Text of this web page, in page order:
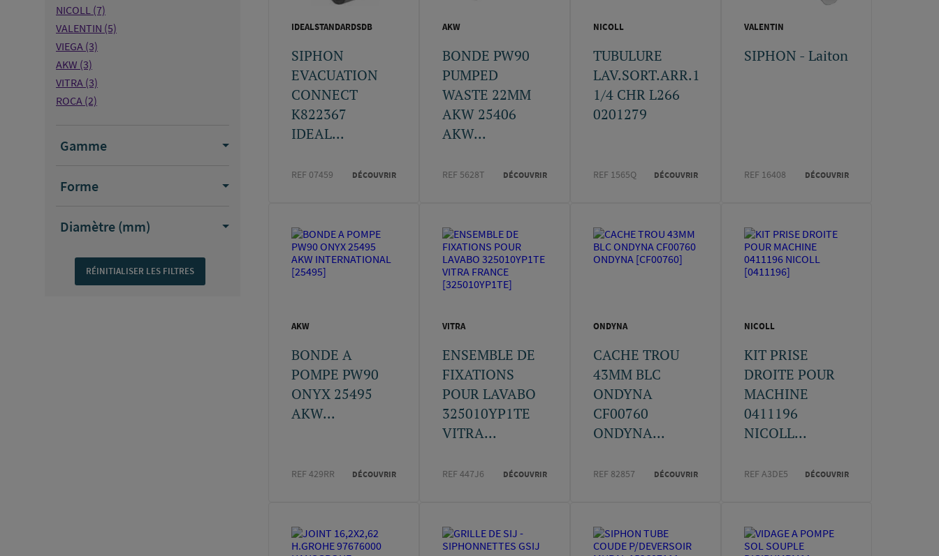
NICOLL (7)
VALENTIN (5)
VIEGA (3)
AKW (3)
VITRA (3)
ROCA (2)
DURAVIT (1)
ONDYNA
FRANKE FRANCE (1)
IDEALSTANDARDSDB
Gamme
Forme
Diamètre (mm)
IDEALSTANDARDSDB
SIPHON
EVACUATION
CONNECT
K822367
IDEAL...
REF 07459 DÉCOUVRIR
AKW
BONDE PW90
PUMPED
WASTE 22MM
AKW 25406
AKW...
REF 5628T DÉCOUVRIR
NICOLL
TUBULURE
LAV.SORT.ARR.1
1/4 CHR L266
0201279
REF 1565Q DÉCOUVRIR
VALENTIN
SIPHON - Laiton
REF 16408 DÉCOUVRIR
AKW
BONDE A
POMPE PW90
ONYX 25495
AKW...
REF 429RR DÉCOUVRIR
VITRA
ENSEMBLE DE
FIXATIONS
POUR LAVABO
325010YP1TE
VITRA...
REF 447J6 DÉCOUVRIR
ONDYNA
CACHE TROU
43MM BLC
ONDYNA
CF00760
ONDYNA...
REF 82857 DÉCOUVRIR
NICOLL
KIT PRISE
DROITE POUR
MACHINE
0411196
NICOLL...
REF A3DE5 DÉCOUVRIR